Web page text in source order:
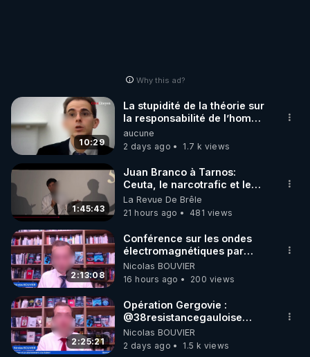
Why this ad?
10:29
La stupidité de la théorie sur
la responsabilité de l’homme
concernant le dioxyde de
carbone.
aucune
2 days ago
1.7 k views
1:45:43
Juan Branco à Tarnos:
Ceuta, le narcotrafic et le
pouvoir en France
La Revue De Brêle
21 hours ago
481 views
2:13:08
Conférence sur les ondes
électromagnétiques par
Grégoire Caustru et Bart de
Wever !
Nicolas BOUVIER
16 hours ago
200 views
2:25:21
Opération Gergovie :
‪@38resistancegauloise‬
‪@MarionSigautOfficiel‬
‪@gladysriifard5710‬ Laëtitia
Nicolas BOUVIER
2 days ago
1.5 k views